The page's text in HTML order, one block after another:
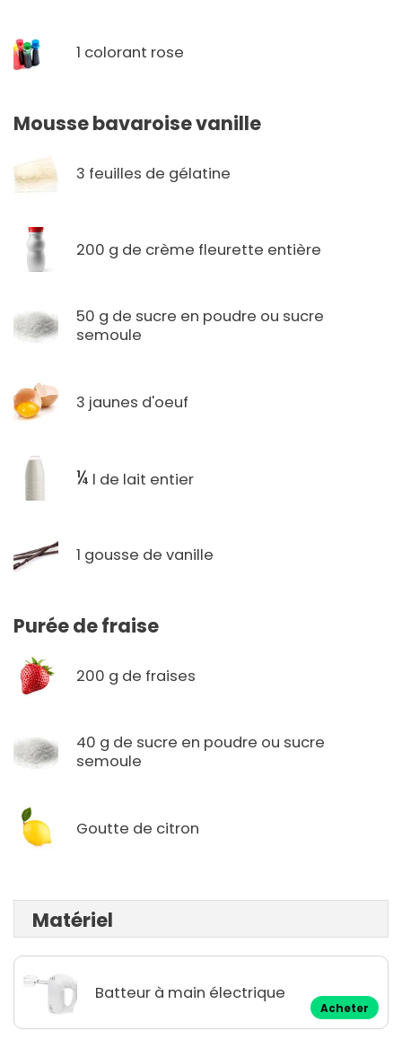
1 colorant rose
Mousse bavaroise vanille
3 feuilles de gélatine
200 g de crème fleurette entière
50 g de sucre en poudre ou sucre
semoule
3 jaunes d'oeuf
¼ l de lait entier
1 gousse de vanille
Purée de fraise
200 g de fraises
40 g de sucre en poudre ou sucre
semoule
Goutte de citron
Matériel
Batteur à main électrique
Acheter